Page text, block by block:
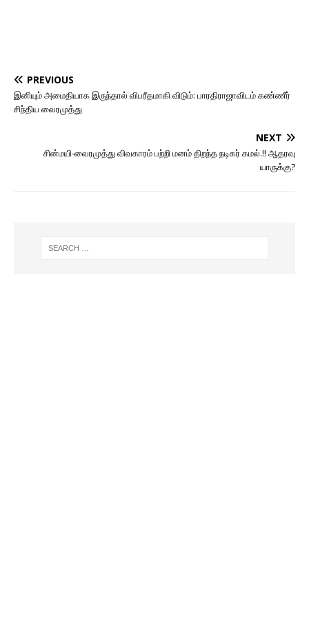
PREVIOUS
இனியும் அமைதியாக இருந்தால் விபரீதமாகி விடும்: பாரதிராஜாவிடம் கண்ணீர்
சிந்திய வைரமுத்து
NEXT
சின்மயி-வைரமுத்து விவகாரம் பற்றி மனம் திறந்த நடிகர் கமல்.!! ஆதரவு
யாருக்கு?